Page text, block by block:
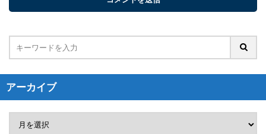
アーカイブ